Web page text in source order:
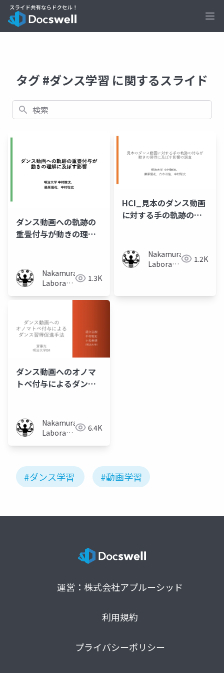
タグ #ダンス学習 に関するスライド
検索
ダンス動画への軌跡の
重畳付与が動きの理解
Nakamura
Laboratory
University)
1.3K
HCI_見本のダンス動画
に対する手の軌跡の付
Nakamura
Laboratory
1.2K
ダンス動画へのオノマ
トペ付与によるダンス
Nakamura
Laboratory
6.4K
#ダンス学習 #動画学習
運営：株式会社アプルーシッド
利用規約
プライバシーポリシー